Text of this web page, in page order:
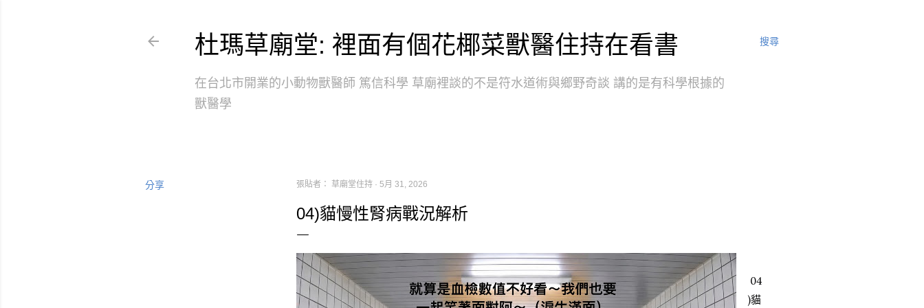
搜尋
杜瑪草廟堂: 裡面有個花椰菜獸醫住持在看書
在台北市開業的小動物獸醫師 篤信科學 草廟裡談的不是符水道術與鄉野奇談 講的是有科學根據的
獸醫學
分享 張貼者： 草廟堂住持 5月 31, 2026
04)貓慢性腎病戰況解析
04
)貓